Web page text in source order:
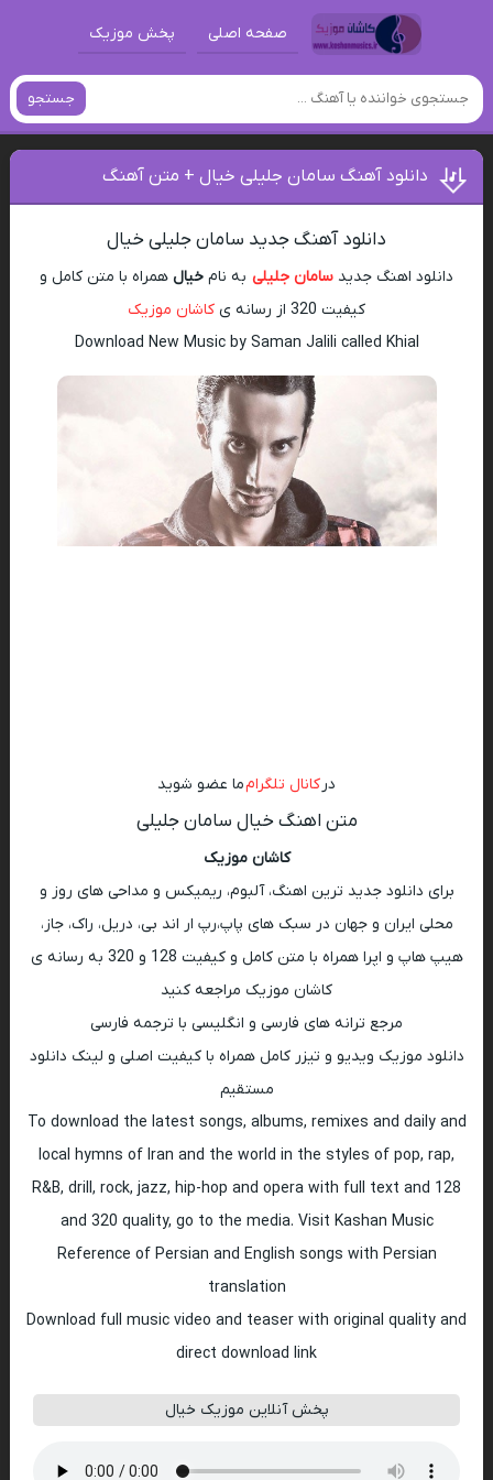
صفحه اصلی پخش موزیک
جستجو
دانلود آهنگ سامان جلیلی خیال + متن آهنگ
دانلود آهنگ جدید سامان جلیلی خیال
دانلود اهنگ جدید سامان جلیلی به نام خیال همراه با متن کامل و
کیفیت 320 از رسانه ی
کاشان موزیک
Download New Music by Saman Jalili called Khial
در کانال تلگرامما عضو شوید
متن اهنگ خیال سامان جلیلی
کاشان موزیک
برای دانلود جدید ترین اهنگ، آلبوم، ریمیکس و مداحی های روز و
محلی ایران و جهان در سبک های پاپ،رپ ار اند بی، دریل، راک، جاز،
هیپ هاپ و اپرا همراه با متن کامل و کیفیت 128 و 320 به رسانه ی
کاشان موزیک مراجعه کنید
مرجع ترانه های فارسی و انگلیسی با ترجمه فارسی
دانلود موزیک ویدیو و تیزر کامل همراه با کیفیت اصلی و لینک دانلود
مستقیم
To download the latest songs, albums, remixes and daily and
local hymns of Iran and the world in the styles of pop, rap,
R&B, drill, rock, jazz, hip-hop and opera with full text and 128
and 320 quality, go to the media. Visit Kashan Music
Reference of Persian and English songs with Persian
translation
Download full music video and teaser with original quality and
direct download link
پخش آنلاین موزیک خیال